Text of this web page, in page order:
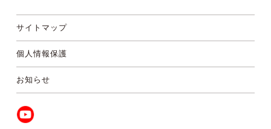
サイトマップ
個人情報保護
お知らせ